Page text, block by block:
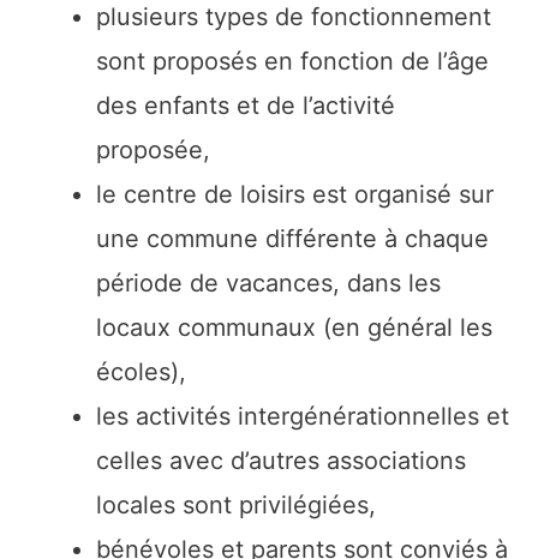
plusieurs types de fonctionnement
sont proposés en fonction de l’âge
des enfants et de l’activité
proposée,
le centre de loisirs est organisé sur
une commune différente à chaque
période de vacances, dans les
locaux communaux (en général les
écoles),
les activités intergénérationnelles et
celles avec d’autres associations
locales sont privilégiées,
bénévoles et parents sont conviés à